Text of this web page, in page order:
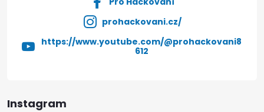
Instagram
prohackovani.cz/
https://www.youtube.com/@prohackovani8
612